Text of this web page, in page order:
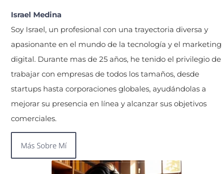
Israel Medina
Soy Israel, un profesional con una trayectoria diversa y
apasionante en el mundo de la tecnología y el marketing
digital. Durante mas de 25 años, he tenido el privilegio de
trabajar con empresas de todos los tamaños, desde
startups hasta corporaciones globales, ayudándolas a
mejorar su presencia en línea y alcanzar sus objetivos
comerciales.
Más Sobre Mí